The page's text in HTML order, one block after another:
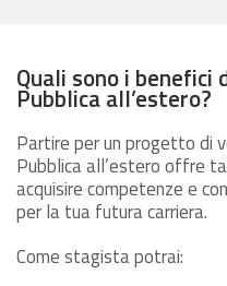
Quali sono i
Pubblica all’estero?
Partire per un progetto di
Pubblica all’estero offre
acquisire competenze e
per la tua futura carriera.
Come stagista potrai: